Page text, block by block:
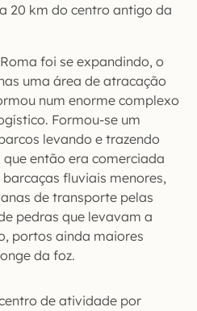
20 km do centro antigo da
foi se expandindo, o
uma área de atracação
num enorme complexo
Formou-se um
levando e trazendo
então era comerciada
fluviais menores,
de transporte pelas
pedras que levavam a
portos ainda maiores
da foz.
de atividade por